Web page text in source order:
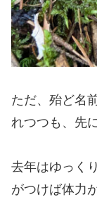
ただ、殆ど名
れつつも、先
去年はゆっく
がつけば体力